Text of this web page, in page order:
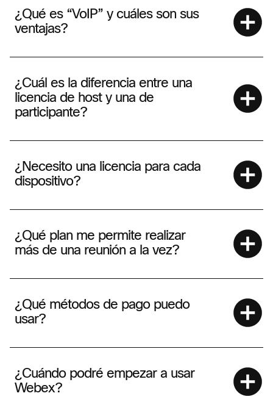
¿Qué es “VoIP” y cuáles son sus
ventajas?
¿Cuál es la diferencia entre una
licencia de host y una de
participante?
¿Necesito una licencia para cada
dispositivo?
¿Qué plan me permite realizar
más de una reunión a la vez?
¿Qué métodos de pago puedo
usar?
¿Cuándo podré empezar a usar
Webex?